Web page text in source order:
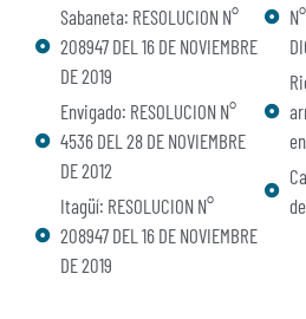
Sabaneta: RESOLUCION N°
208947 DEL 16 DE NOVIEMBRE
DE 2019
Envigado: RESOLUCION N°
4536 DEL 28 DE NOVIEMBRE
DE 2012
Itagüí: RESOLUCION N°
208947 DEL 16 DE NOVIEMBRE
DE 2019